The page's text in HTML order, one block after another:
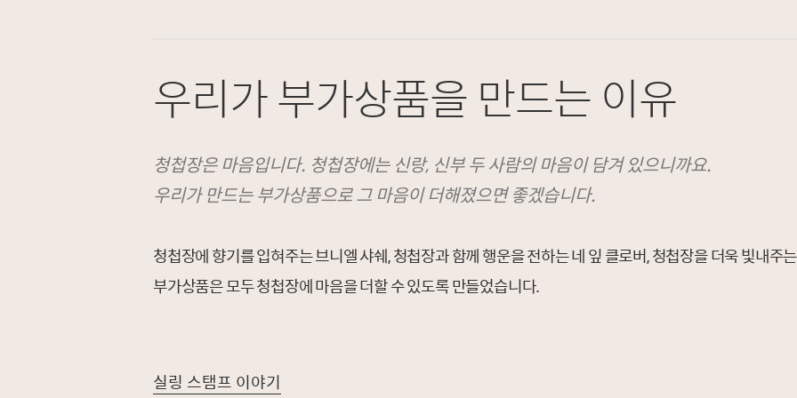
우리가 부가상품을 만드는 이유
청첩장은 마음입니다. 청첩장에는 신랑, 신부 두 사람의 마음이 담겨 있으니까요.
우리가 만드는 부가상품으로 그 마음이 더해졌으면 좋겠습니다.
청첩장에 향기를 입혀주는 브니엘 샤쉐, 청첩장과 함께 행운을 전하는 네 잎 클로버, 청첩장을 더욱 빛내주
부가상품은 모두 청첩장에 마음을 더할 수 있도록 만들었습니다.
실링 스탬프 이야기